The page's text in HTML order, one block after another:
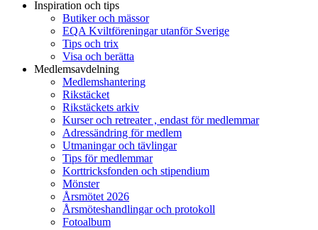
Inspiration och tips
Butiker och mässor
EQA Kviltföreningar utanför Sverige
Tips och trix
Visa och berätta
Medlemsavdelning
Medlemshantering
Rikstäcket
Rikstäckets arkiv
Kurser och retreater , endast för medlemmar
Adressändring för medlem
Utmaningar och tävlingar
Tips för medlemmar
Korttricksfonden och stipendium
Mönster
Årsmötet 2026
Årsmöteshandlingar och protokoll
Fotoalbum